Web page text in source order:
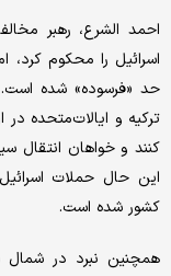
احمد الشرع، رهبر
اسرائیل را محکوم
حد «فرسوده» شده
ترکیه و ایالات‌متحده در
کنند و خواهان انتقال
این حال حملات
کشور شده است.
همچنین نبرد در شمال